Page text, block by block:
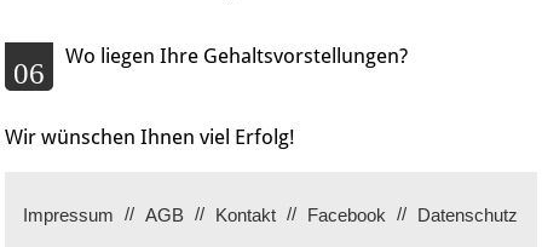
06
Wo liegen Ihre Gehaltsvorstellungen?
Wir wünschen Ihnen viel Erfolg!
Impressum AGB Kontakt Facebook Datenschutz